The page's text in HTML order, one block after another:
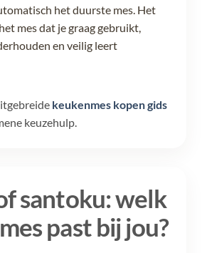
het duurste mes. Het
mes dat je graag gebruikt,
en veilig leert
keukenmes kopen gids
keuzehulp.
santoku: welk
past bij jou?